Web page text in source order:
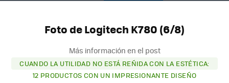
Foto de Logitech K780 (6/8)
Más información en el post
CUANDO LA UTILIDAD NO ESTÁ REÑIDA CON LA ESTÉTICA:
12 PRODUCTOS CON UN IMPRESIONANTE DISEÑO